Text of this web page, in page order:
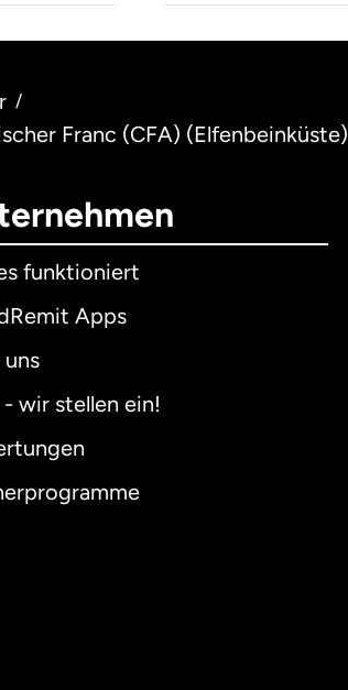
/
Franc (CFA) (Elfenbeinküste)
funktioniert
Apps
uns
wir stellen ein!